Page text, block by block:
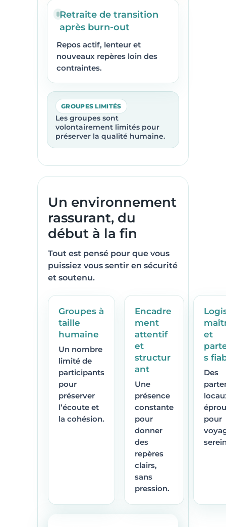
Retraite de transition
après burn-out
Repos actif, lenteur et
nouveaux repères loin des
contraintes.
GROUPES LIMITÉS
Les groupes sont
volontairement limités pour
préserver la qualité humaine.
Un environnement
rassurant, du
début à la fin
Tout est pensé pour que vous
puissiez vous sentir en sécurité
et soutenu.
Groupes à
taille
humaine
Un nombre
limité de
participants
pour
préserver
l’écoute et
la cohésion.
Encadre
ment
attentif
et
structur
ant
Une
présence
constante
pour
donner
des
repères
clairs,
sans
pression.
et
s
Des
pour